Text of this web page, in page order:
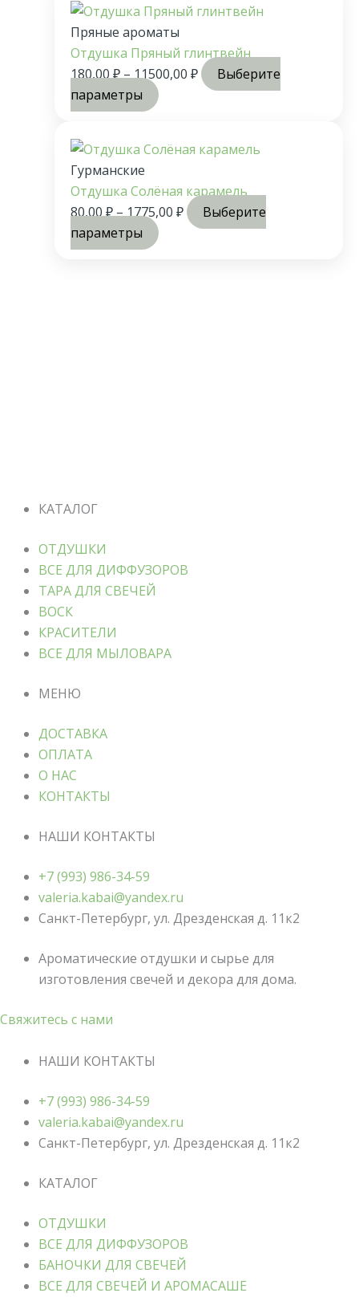
Пряные ароматы
Отдушка Пряный глинтвейн
180,00₽–11500,00 ₽
Выберите
параметры
Гурманские
Отдушка Солёная карамель
80,00₽–1775,00 ₽
Выберите
параметры
КАТАЛОГ
ОТДУШКИ
ВСЕ ДЛЯ ДИФФУЗОРОВ
ТАРА ДЛЯ СВЕЧЕЙ
ВОСК
КРАСИТЕЛИ
ВСЕ ДЛЯ МЫЛОВАРА
МЕНЮ
ДОСТАВКА
ОПЛАТА
О НАС
КОНТАКТЫ
НАШИ КОНТАКТЫ
+7 (993) 986-34-59
valeria.kabai@yandex.ru
Санкт-Петербург, ул. Дрезденская д. 11к2
Ароматические отдушки и сырье для
изготовления свечей и декора для дома.
Свяжитесь с нами
НАШИ КОНТАКТЫ
+7 (993) 986-34-59
valeria.kabai@yandex.ru
Санкт-Петербург, ул. Дрезденская д. 11к2
КАТАЛОГ
ОТДУШКИ
ВСЕ ДЛЯ ДИФФУЗОРОВ
БАНОЧКИ ДЛЯ СВЕЧЕЙ
ВСЕ ДЛЯ СВЕЧЕЙ И АРОМАСАШЕ